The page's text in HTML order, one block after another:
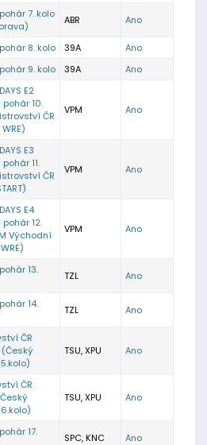
7. kolo
ABR Ano
8. kolo 39A
Ano
9. kolo 39A Ano
E2
10.
ČR
WRE)
VPM Ano
E3
11.
ČR
VPM Ano
E4
12.
Východní
VPM Ano
13.
TZL Ano
14.
TZL Ano
ČR
(Český
TSU, XPU Ano
ČR
TSU, XPU Ano
17.
SPC, KNC Ano